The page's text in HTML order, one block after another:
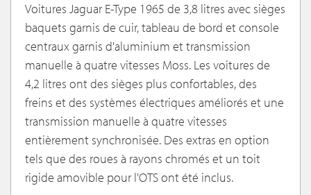
Voitures Jaguar E-Type 1965 de 3,8 litres avec sièges
baquets garnis de cuir, tableau de bord et console
centraux garnis d'aluminium et transmission
manuelle à quatre vitesses Moss. Les voitures de
4,2 litres ont des sièges plus confortables, des
freins et des systèmes électriques améliorés et une
transmission manuelle à quatre vitesses
entièrement synchronisée. Des extras en option
tels que des roues à rayons chromés et un toit
rigide amovible pour l'OTS ont été inclus.